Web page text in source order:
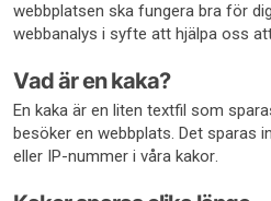
webbplatsen ska fungera bra för
webbanalys i syfte att hjälpa oss
Vad är en kaka?
En kaka är en liten textfil som
besöker en webbplats. Det sparas
eller IP-nummer i våra kakor.